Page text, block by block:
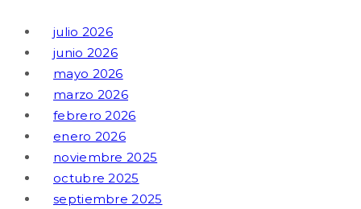
julio 2026
junio 2026
mayo 2026
marzo 2026
febrero 2026
enero 2026
noviembre 2025
octubre 2025
septiembre 2025